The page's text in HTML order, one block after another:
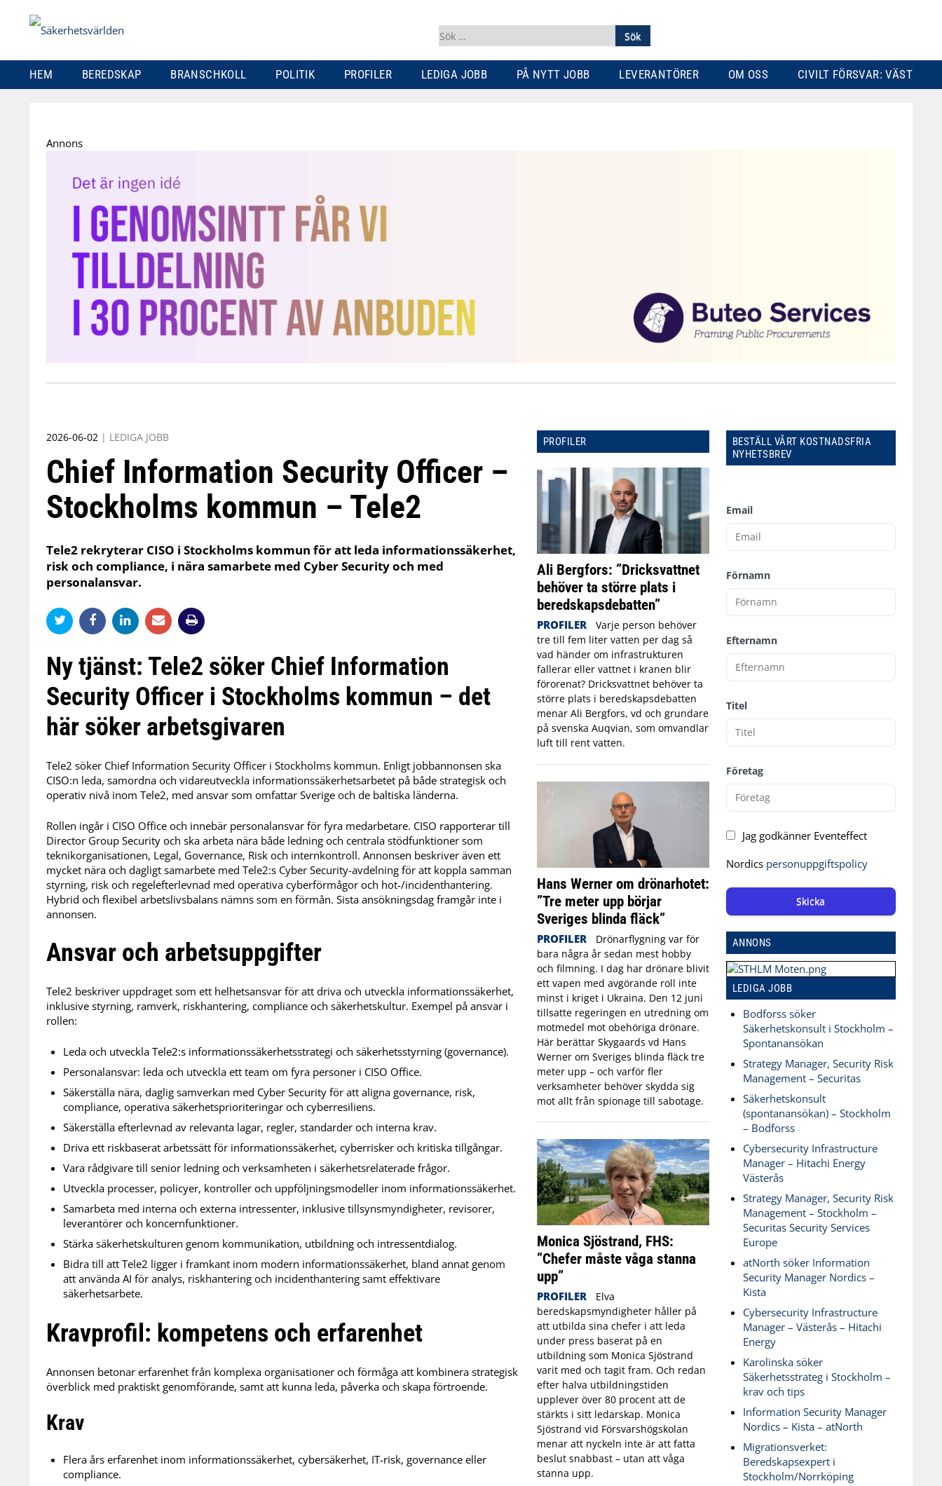
Sök
efter:
HEM BEREDSKAP BRANSCHKOLL POLITIK PROFILER LEDIGA JOBB PÅ NYTT JOBB LEVERANTÖRER OM OSS CIVILT FÖRSVAR: VÄST
to
Annons
2026-06-02 | LEDIGA JOBB
Chief Information Security Officer –
Stockholms kommun – Tele2
Tele2 rekryterar CISO i Stockholms kommun för att leda informationssäkerhet,
risk och compliance, i nära samarbete med Cyber Security och med
personalansvar.
Ny tjänst: Tele2 söker Chief Information
Security Officer i Stockholms kommun – det
här söker arbetsgivaren
Tele2 söker Chief Information Security Officer i Stockholms kommun. Enligt jobbannonsen ska
CISO:n leda, samordna och vidareutveckla informationssäkerhetsarbetet på både strategisk och
operativ nivå inom Tele2, med ansvar som omfattar Sverige och de baltiska länderna.
Rollen ingår i CISO Office och innebär personalansvar för fyra medarbetare. CISO rapporterar till
Director Group Security och ska arbeta nära både ledning och centrala stödfunktioner som
teknikorganisationen, Legal, Governance, Risk och internkontroll. Annonsen beskriver även ett
mycket nära och dagligt samarbete med Tele2:s Cyber Security-avdelning för att koppla samman
styrning, risk och regelefterlevnad med operativa cyberförmågor och hot-/incidenthantering.
Hybrid och flexibel arbetslivsbalans nämns som en förmån. Sista ansökningsdag framgår inte i
annonsen.
Ansvar och arbetsuppgifter
Tele2 beskriver uppdraget som ett helhetsansvar för att driva och utveckla informationssäkerhet,
inklusive styrning, ramverk, riskhantering, compliance och säkerhetskultur. Exempel på ansvar i
rollen:
Leda och utveckla Tele2:s informationssäkerhetsstrategi och säkerhetsstyrning (governance).
Personalansvar: leda och utveckla ett team om fyra personer i CISO Office.
Säkerställa nära, daglig samverkan med Cyber Security för att aligna governance, risk,
compliance, operativa säkerhetsprioriteringar och cyberresiliens.
Säkerställa efterlevnad av relevanta lagar, regler, standarder och interna krav.
Driva ett riskbaserat arbetssätt för informationssäkerhet, cyberrisker och kritiska tillgångar.
Vara rådgivare till senior ledning och verksamheten i säkerhetsrelaterade frågor.
Utveckla processer, policyer, kontroller och uppföljningsmodeller inom informationssäkerhet.
Samarbeta med interna och externa intressenter, inklusive tillsynsmyndigheter, revisorer,
leverantörer och koncernfunktioner.
Stärka säkerhetskulturen genom kommunikation, utbildning och intressentdialog.
Bidra till att Tele2 ligger i framkant inom modern informationssäkerhet, bland annat genom
att använda AI för analys, riskhantering och incidenthantering samt effektivare
säkerhetsarbete.
Kravprofil: kompetens och erfarenhet
Annonsen betonar erfarenhet från komplexa organisationer och förmåga att kombinera strategisk
överblick med praktiskt genomförande, samt att kunna leda, påverka och skapa förtroende.
Krav
Flera års erfarenhet inom informationssäkerhet, cybersäkerhet, IT-risk, governance eller
compliance.
PROFILER
Ali Bergfors: ”Dricksvattnet
behöver ta större plats i
beredskapsdebatten”
PROFILER
Varje person behöver
tre till fem liter vatten per dag så
vad händer om infrastrukturen
fallerar eller vattnet i kranen blir
förorenat? Dricksvattnet behöver ta
större plats i beredskapsdebatten
menar Ali Bergfors, vd och grundare
på svenska Auqvian, som omvandlar
luft till rent vatten.
Hans Werner om drönarhotet:
”Tre meter upp börjar
Sveriges blinda fläck”
PROFILER
Drönarflygning var för
bara några år sedan mest hobby
och filmning. I dag har drönare blivit
ett vapen med avgörande roll inte
minst i kriget i Ukraina. Den 12 juni
tillsatte regeringen en utredning om
motmedel mot obehöriga drönare.
Här berättar Skygaards vd Hans
Werner om Sveriges blinda fläck tre
meter upp – och varför fler
verksamheter behöver skydda sig
mot allt från spionage till sabotage.
Monica Sjöstrand, FHS:
”Chefer måste våga stanna
upp”
PROFILER
Elva
beredskapsmyndigheter håller på
att utbilda sina chefer i att leda
under press baserat på en
utbildning som Monica Sjöstrand
varit med och tagit fram. Och redan
efter halva utbildningstiden
upplever över 80 procent att de
stärkts i sitt ledarskap. Monica
Sjöstrand vid Försvarshögskolan
menar att nyckeln inte är att fatta
beslut snabbast – utan att våga
stanna upp.
BESTÄLL VÅRT KOSTNADSFRIA
NYHETSBREV
Email
Förnamn
Efternamn
Titel
Företag
Jag godkänner Eventeffect
Nordics personuppgiftspolicy
Skicka
ANNONS
LEDIGA JOBB
Bodforss söker
Säkerhetskonsult i Stockholm –
Spontanansökan
Strategy Manager, Security Risk
Management – Securitas
Säkerhetskonsult
(spontanansökan) – Stockholm
– Bodforss
Cybersecurity Infrastructure
Manager – Hitachi Energy
Västerås
Strategy Manager, Security Risk
Management – Stockholm –
Securitas Security Services
Europe
atNorth söker Information
Security Manager Nordics –
Kista
Cybersecurity Infrastructure
Manager – Västerås – Hitachi
Energy
Karolinska söker
Säkerhetsstrateg i Stockholm –
krav och tips
Information Security Manager
Nordics – Kista – atNorth
Migrationsverket:
Beredskapsexpert i
Stockholm/Norrköping